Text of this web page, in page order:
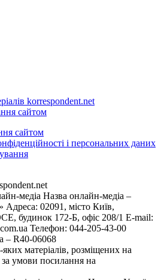
korrespondent.net
сайтом
сайтом
і персональних даних
медіа Назва онлайн-медіа –
Адреса: 02091, місто Київ,
будинок 172-Б, офіс 208/1 E-mail:
Телефон: 044-205-43-00
– R40-06068
матеріалів, розміщених на
за умови посилання на